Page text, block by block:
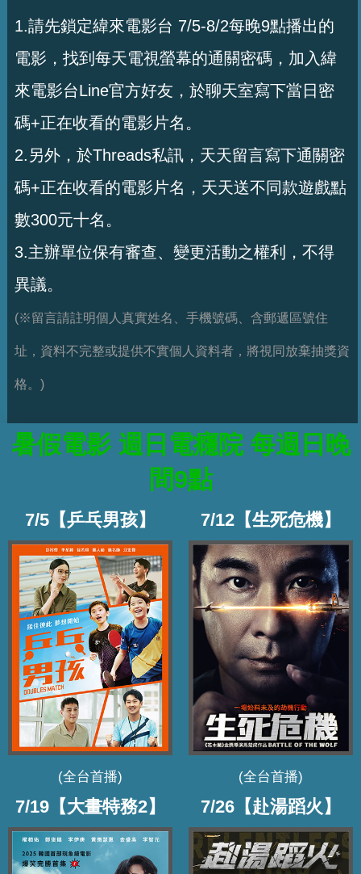
1.請先鎖定緯來電影台 7/5-8/2每晚9點播出的
電影，找到每天電視螢幕的通關密碼，加入緯
來電影台Line官方好友，於聊天室寫下當日密
碼+正在收看的電影片名。
2.另外，於Threads私訊，天天留言寫下通關密
碼+正在收看的電影片名，天天送不同款遊戲點
數300元十名。
3.主辦單位保有審查、變更活動之權利，不得
異議。
(※留言請註明個人真實姓名、手機號碼、含郵遞區號住
址，資料不完整或提供不實個人資料者，將視同放棄抽獎資
格。)
暑假電影 週日電癮院 每週日晚
間9點
7/5【乒乓男孩】
(全台首播)
7/12【生死危機】
(全台首播)
7/19【大畫特務2】 7/26【赴湯蹈火】